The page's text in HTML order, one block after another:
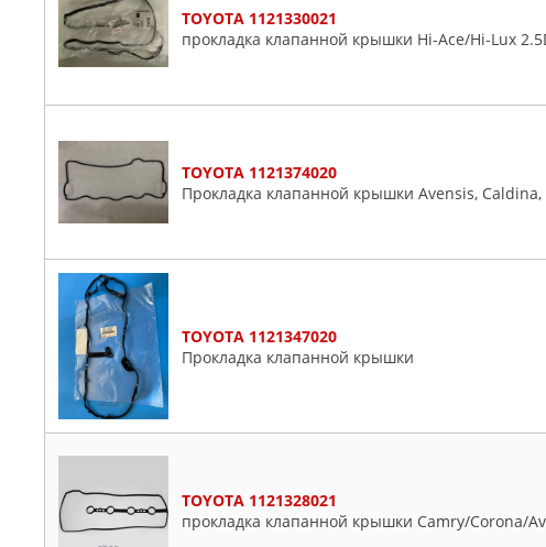
Fortuner
Gaia
Harrier
Highlander
Hilux
Isis
Land
Matrix
Nadia
Noah
TOYOTA 1121330021
прокладка клапанной крышки Hi-Ace/Hi-Lux
TOYOTA 1121374020
Прокладка клапанной крышки Avensis, Caldina,
TOYOTA 1121347020
Прокладка клапанной крышки
TOYOTA 1121328021
прокладка клапанной крышки Camry/Corona/